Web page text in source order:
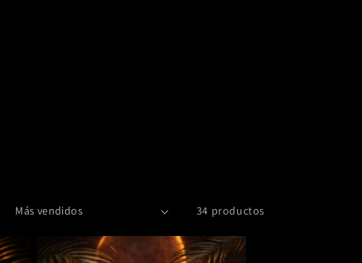
34 productos